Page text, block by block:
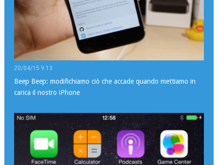
20/04/15 9:13
Beep Beep: modifichiamo ciò che accade quando mettiamo in
carica il nostro iPhone